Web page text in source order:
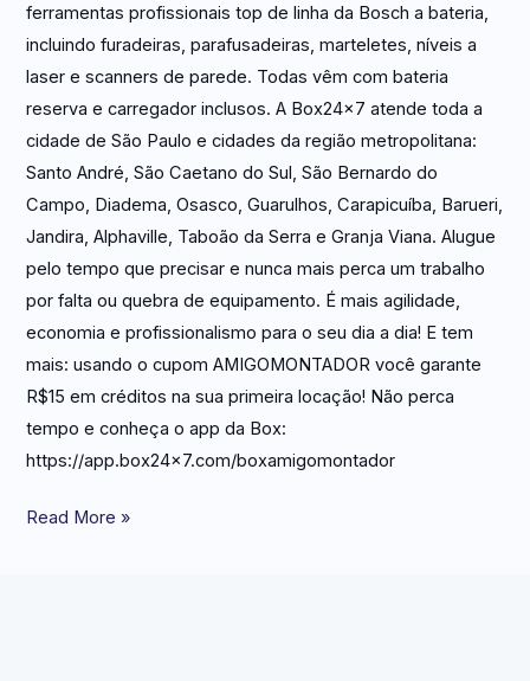
ferramentas profissionais top de linha da Bosch a bateria,
incluindo furadeiras, parafusadeiras, marteletes, níveis a
laser e scanners de parede. Todas vêm com bateria
reserva e carregador inclusos. A Box24x7 atende toda a
cidade de São Paulo e cidades da região metropolitana:
Santo André, São Caetano do Sul, São Bernardo do
Campo, Diadema, Osasco, Guarulhos, Carapicuíba, Barueri,
Jandira, Alphaville, Taboão da Serra e Granja Viana. Alugue
pelo tempo que precisar e nunca mais perca um trabalho
por falta ou quebra de equipamento. É mais agilidade,
economia e profissionalismo para o seu dia a dia! E tem
mais: usando o cupom AMIGOMONTADOR você garante
R$15 em créditos na sua primeira locação! Não perca
tempo e conheça o app da Box:
https://app.box24x7.com/boxamigomontador
Read More »